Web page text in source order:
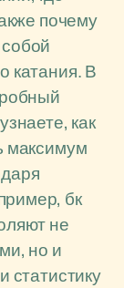
почему
катания. В
как
максимум
бк
не
но и
статистику